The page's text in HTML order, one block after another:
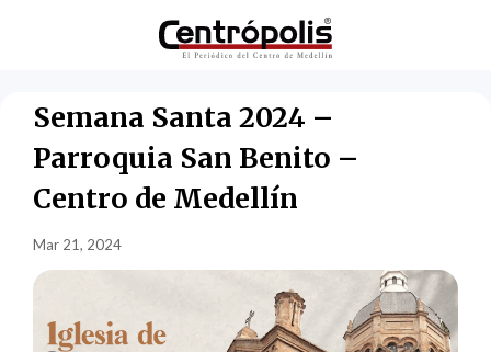
Semana Santa 2024 –
Parroquia San Benito –
Centro de Medellín
Mar 21, 2024